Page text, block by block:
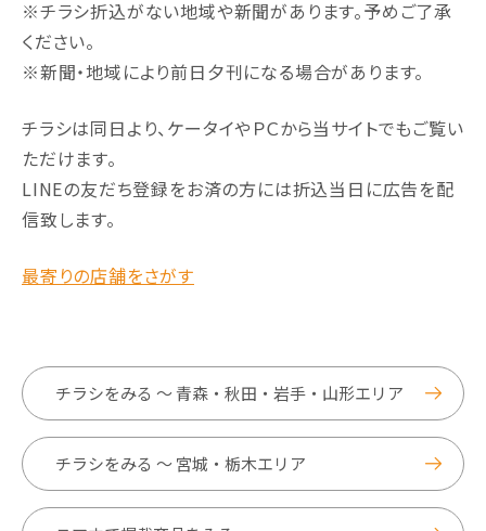
※チラシ折込がない地域や新聞があります。予めご了承
ください。
※新聞・地域により前日夕刊になる場合があります。
チラシは同日より、ケータイやＰＣから当サイトでもご覧い
ただけます。
LINEの友だち登録をお済の方には折込当日に広告を配
信致します。
最寄りの店舗をさがす
チラシをみる ～ 青森・秋田・岩手・山形エリア
チラシをみる ～ 宮城・栃木エリア